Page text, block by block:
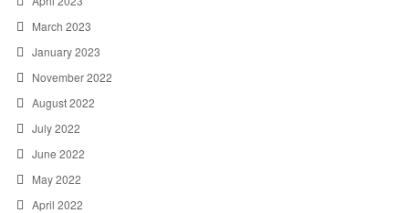
March 2023
January 2023
November 2022
August 2022
July 2022
June 2022
May 2022
April 2022